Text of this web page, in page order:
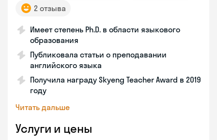
2 отзыва
Имеет степень Ph.D. в области языкового
образования
Публиковала статьи о преподавании
английского языка
Получила награду Skyeng Teacher Award в 2019
году
Читать дальше
Услуги и цены